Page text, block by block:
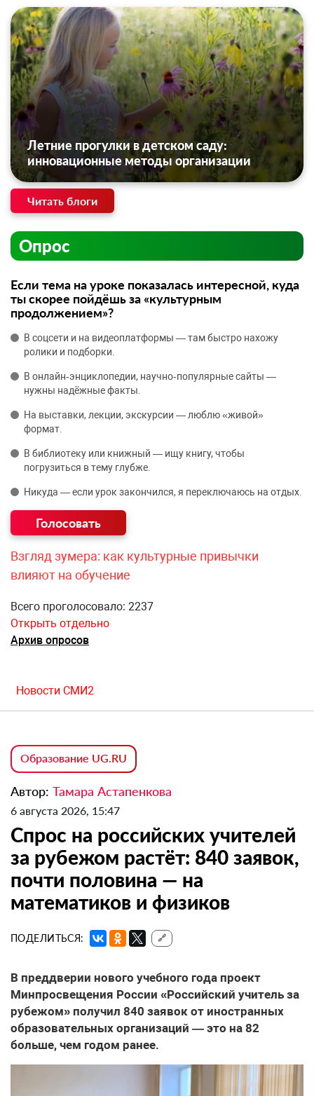
Летние прогулки в детском саду:
инновационные методы организации
Читать блоги
Опрос
Если тема на уроке показалась интересной, куда
ты скорее пойдёшь за «культурным
продолжением»?
В соцсети и на видеоплатформы — там быстро нахожу
ролики и подборки.
В онлайн‑энциклопедии, научно‑популярные сайты —
нужны надёжные факты.
На выставки, лекции, экскурсии — люблю «живой»
формат.
В библиотеку или книжный — ищу книгу, чтобы
погрузиться в тему глубже.
Никуда — если урок закончился, я переключаюсь на отдых.
Взгляд зумера: как культурные привычки
влияют на обучение
Всего проголосовало: 2237
Открыть отдельно
Архив опросов
Новости СМИ2
Образование UG.RU
Автор: Тамара Астапенкова
6 августа 2026, 15:47
Спрос на российских учителей
за рубежом растёт: 840 заявок,
почти половина — на
математиков и физиков
ПОДЕЛИТЬСЯ: 🔗
В преддверии нового учебного года проект
Минпросвещения России «Российский учитель за
рубежом» получил 840 заявок от иностранных
образовательных организаций — это на 82
больше, чем годом ранее.